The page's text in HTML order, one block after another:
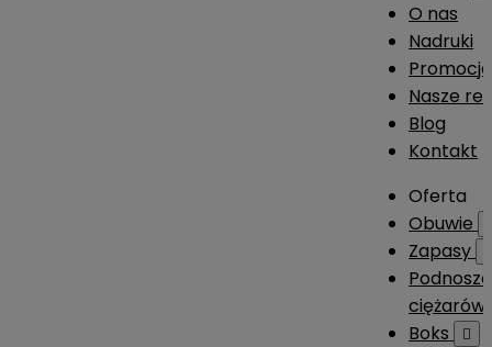
O nas
Nadruki
Promocje
Nasze
Blog
Kontakt
Oferta
Obuwie
Zapasy
ciężarów
Boks
